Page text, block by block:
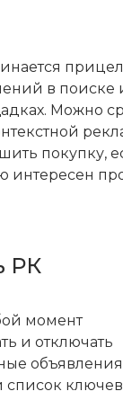
в поиске
Можно
покупку,
интересен
РК
момент
и отключать
список